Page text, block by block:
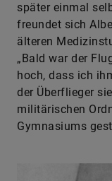
später einmal
freundet sich
älteren
„Bald war der
hoch, dass ich
der Überflieger
militärischen
Gymnasiums